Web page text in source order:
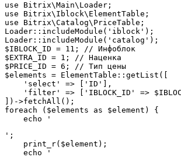
use Bitrix\Main\Loader;
use Bitrix\Iblock\ElementTable;
use Bitrix\Catalog\PriceTable;
Loader::includeModule('iblock');
Loader::includeModule('catalog');
$IBLOCK_ID = 11; // Инфоблок
$EXTRA_ID = 1; // Наценка
$PRICE_ID = 6; // Тип цены
$elements = ElementTable::getList([
    'select' => ['ID'],
'filter' => ['IBLOCK_ID' =>
])->fetchAll();
foreach ($elements as $element) {
    echo '
';
    print_r($element);
    echo '